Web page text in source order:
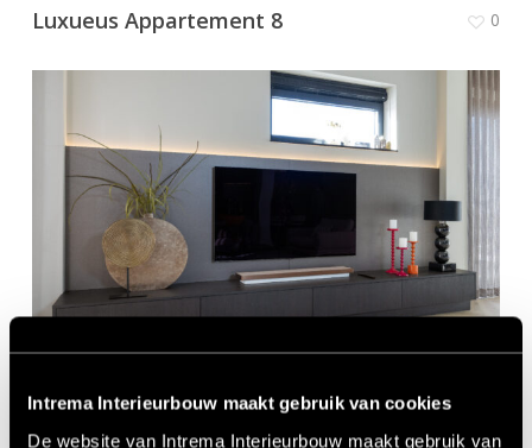
Intrema Interieurbouw maakt gebruik van cookies
De website van Intrema Interieurbouw maakt gebruik van
Luxueus Appartement 8 0
Luxueus Appartement 7